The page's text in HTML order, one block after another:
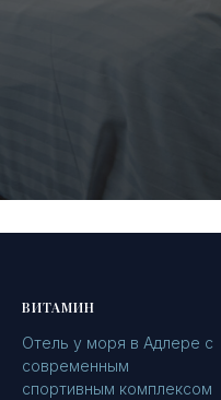
ВИТАМИН
Отель у моря в Адлере с
современным
спортивным комплексом